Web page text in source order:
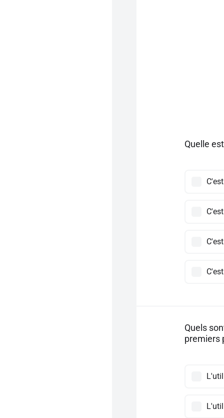
Quelle
Quels
premiers